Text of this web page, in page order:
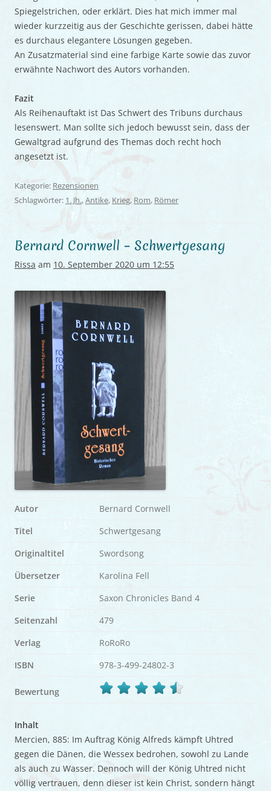
Spiegelstrichen, oder erklärt. Dies hat mich immer mal
wieder kurzzeitig aus der Geschichte gerissen, dabei hätte
es durchaus elegantere Lösungen gegeben.
An Zusatzmaterial sind eine farbige Karte sowie das zuvor
erwähnte Nachwort des Autors vorhanden.
Fazit
Als Reihenauftakt ist Das Schwert des Tribuns durchaus
lesenswert. Man sollte sich jedoch bewusst sein, dass der
Gewaltgrad aufgrund des Themas doch recht hoch
angesetzt ist.
Kategorie: Rezensionen
Schlagwörter: 1. Jh.,Antike, Krieg, Rom, Römer
Bernard Cornwell – Schwertgesang
Rissa am 10. September 2020 um 12:55
Autor
Bernard Cornwell
Titel
Schwertgesang
Originaltitel
Swordsong
Übersetzer
Karolina Fell
Serie
Saxon Chronicles Band 4
Seitenzahl
479
Verlag
RoRoRo
ISBN
978-3-499-24802-3
Bewertung
Inhalt
Mercien, 885: Im Auftrag König Alfreds kämpft Uhtred
gegen die Dänen, die Wessex bedrohen, sowohl zu Lande
als auch zu Wasser. Dennoch will der König Uhtred nicht
völlig vertrauen, denn dieser ist kein Christ, sondern hängt